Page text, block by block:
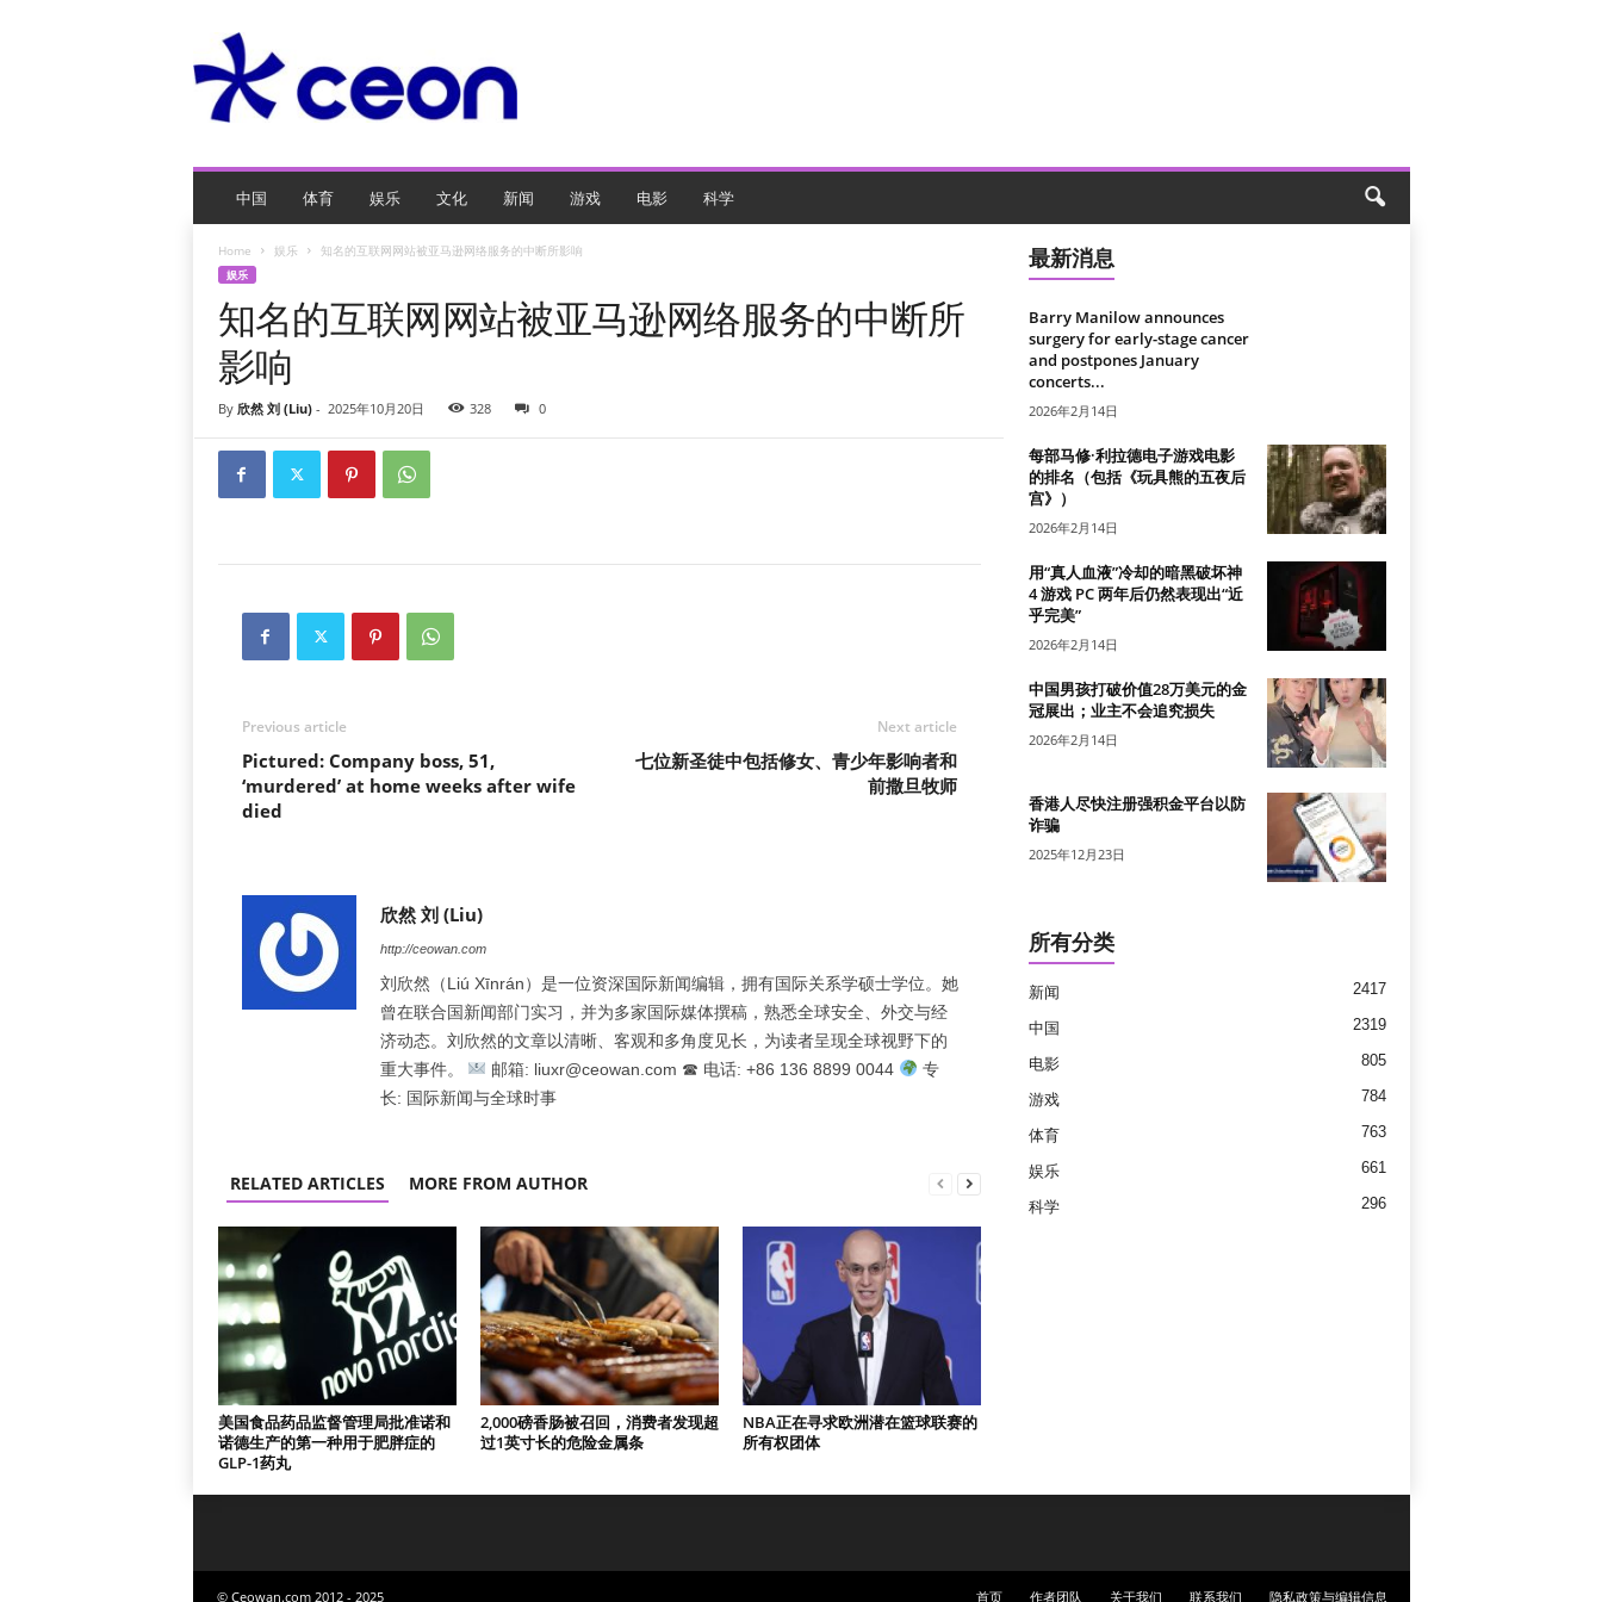
O
游
中国 体育 娱乐 文化 新闻 游戏 电影 科学
Home 娱乐 知名的互联网网站被亚马逊网络服务的中断所影响
娱乐
知名的互联网网站被亚马逊网络服务的中断所
影响
By 欣然 刘 (Liu)- 2025年10月20日 328 0
Previous article
Pictured: Company boss, 51,
‘murdered’ at home weeks after wife
died
Next article
七位新圣徒中包括修女、青少年影响者和
前撒旦牧师
欣然 刘 (Liu)
http://ceowan.com
刘欣然（Liú Xīnrán）是一位资深国际新闻编辑，拥有国际关系学硕士学位。她
曾在联合国新闻部门实习，并为多家国际媒体撰稿，熟悉全球安全、外交与经
济动态。刘欣然的文章以清晰、客观和多角度见长，为读者呈现全球视野下的
重大事件。
邮箱: liuxr@ceowan.com ☎ 电话: +86 136 8899 0044
专
长: 国际新闻与全球时事
RELATED ARTICLES MORE FROM AUTHOR
美国食品药品监督管理局批准诺和
诺德生产的第一种用于肥胖症的
GLP-1药丸
2,000磅香肠被召回，消费者发现超
过1英寸长的危险金属条
NBA正在寻求欧洲潜在篮球联赛的
所有权团体
最新消息
Barry Manilow announces
surgery for early-stage cancer
and postpones January
concerts...
2026年2月14日
每部马修·利拉德电子游戏电影
的排名（包括《玩具熊的五夜后
宫》）
2026年2月14日
用“真人血液”冷却的暗黑破坏神
4 游戏 PC 两年后仍然表现出“近
乎完美”
2026年2月14日
中国男孩打破价值28万美元的金
冠展出；业主不会追究损失
2026年2月14日
香港人尽快注册强积金平台以防
诈骗
2025年12月23日
所有分类
新闻 2417
中国 2319
电影 805
游戏 784
体育 763
娱乐 661
科学 296
首页 作者团队 关于我们 联系我们 隐私政策与编辑信息
© Ceowan.com 2012 - 2025